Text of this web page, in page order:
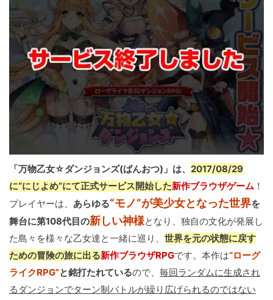
「万物乙女☆ダンジョンズ(ばんおつ)」は、 2017/08/29
に“にじよめ”にて正式サービス開始した新作ブラウザゲーム ！
プレイヤーは、 あらゆる“モノ”が美少女となった世界を
舞台に第108代目の新しい神様となり、独自の文化が発展し
た島々を様々な乙女達と一緒に巡り、 世界を元の状態に戻す
ための冒険の旅に出る新作ブラウザRPGです。本作は“ローグ
ライクRPG”と銘打たれているので、 毎回ランダムに生成され
るダンジョンでターン制バトルが繰り広げられるのではない